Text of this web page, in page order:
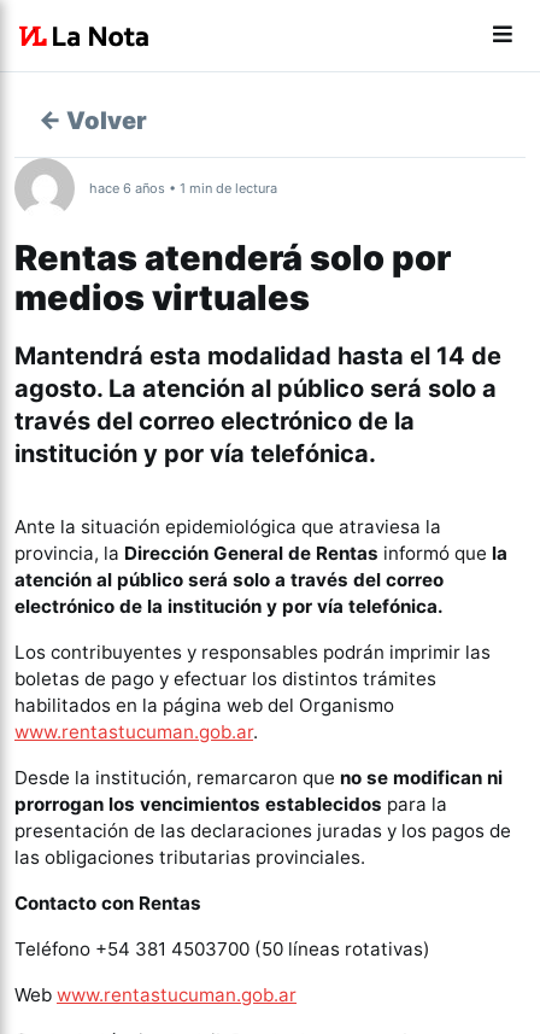
← Volver
hace 6 años • 1 min de lectura
Rentas atenderá solo por
medios virtuales
Mantendrá esta modalidad hasta el 14 de
agosto. La atención al público será solo a
través del correo electrónico de la
institución y por vía telefónica.
Ante la situación epidemiológica que atraviesa la
provincia, la Dirección General de Rentas informó que la
atención al público será solo a través del correo
electrónico de la institución y por vía telefónica.
Los contribuyentes y responsables podrán imprimir las
boletas de pago y efectuar los distintos trámites
habilitados en la página web del Organismo
www.rentastucuman.gob.ar.
Desde la institución, remarcaron que no se modifican ni
prorrogan los vencimientos establecidos para la
presentación de las declaraciones juradas y los pagos de
las obligaciones tributarias provinciales.
Contacto con Rentas
Teléfono +54 381 4503700 (50 líneas rotativas)
Web www.rentastucuman.gob.ar